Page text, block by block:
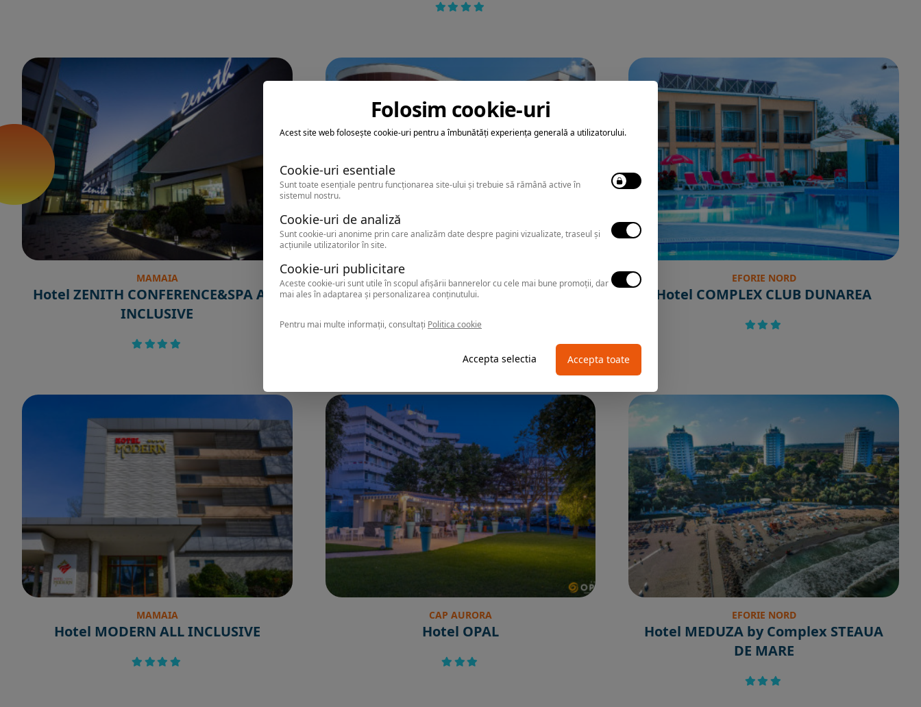
MAMAIA
Hotel ZENITH CONFERENCE&SPA ALL
INCLUSIVE
NEPTUN
Hotel 2D RESORT & SPA
EFORIE NORD
Hotel COMPLEX CLUB DUNAREA
MAMAIA
Hotel MODERN ALL INCLUSIVE
CAP AURORA
Hotel OPAL
EFORIE NORD
Hotel MEDUZA by Complex STEAUA
DE MARE
Folosim cookie-uri
Acest site web folosește cookie-uri pentru a îmbunătăți experiența generală a utilizatorului.
Cookie-uri esentiale
Sunt toate esențiale pentru funcționarea site-ului și trebuie să rămână active în
sistemul nostru.
Cookie-uri de analiză
Sunt cookie-uri anonime prin care analizăm date despre pagini vizualizate, traseul și
acțiunile utilizatorilor în site.
Cookie-uri publicitare
Aceste cookie-uri sunt utile în scopul afișării bannerelor cu cele mai bune promoții, dar
mai ales în adaptarea și personalizarea conținutului.
Pentru mai multe informații, consultați Politica cookie
Accepta selectia Accepta toate